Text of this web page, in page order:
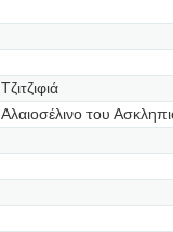
Τζιτζιφιά
Αλαιοσέλινο του